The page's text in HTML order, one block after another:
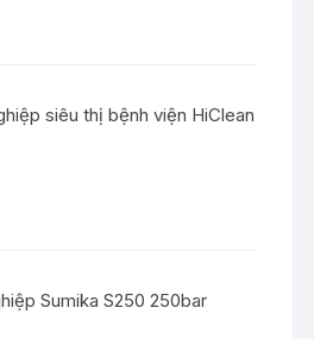
siêu thị bệnh viện HiClean
Sumika S250 250bar